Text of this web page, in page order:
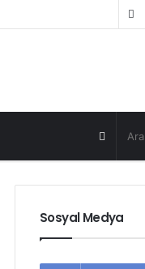
Random
Post
Sosyal Medya